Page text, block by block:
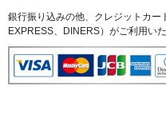
銀行振り込みの他、クレジットカ
EXPRESS、DINERS）がご利用いた